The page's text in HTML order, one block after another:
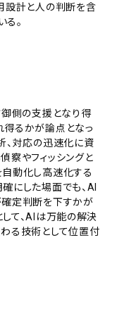
設計と人の判断を含
。
側の支援となり得
得るかが論点となっ
、対応の迅速化に資
察やフィッシングと
動化し高速化する
にした場面でも、AI
確定判断を下すかが
て、AIは万能の解決
る技術として位置付